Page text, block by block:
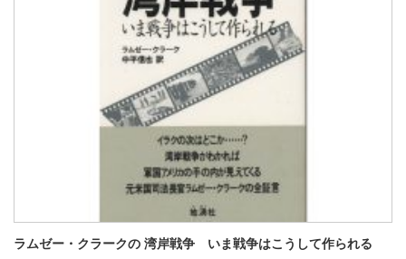
ラムゼー・クラークの 湾岸戦争 いま戦争はこうして作られる